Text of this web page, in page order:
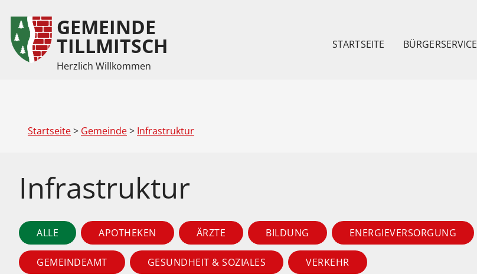
Inhalt
Accesskey
Hauptmenü
Accesskey
GEMEINDE
TILLMITSCH
Herzlich Willkommen
STARTSEITE BÜRGERSERVICE
Startseite> Gemeinde> Infrastruktur
Infrastruktur
ALLE APOTHEKEN ÄRZTE BILDUNG ENERGIEVERSORGUNG
GEMEINDEAMT GESUNDHEIT & SOZIALES VERKEHR